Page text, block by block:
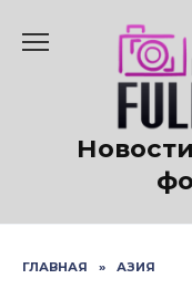
содержанию
ГЛАВНАЯ » АЗИЯ